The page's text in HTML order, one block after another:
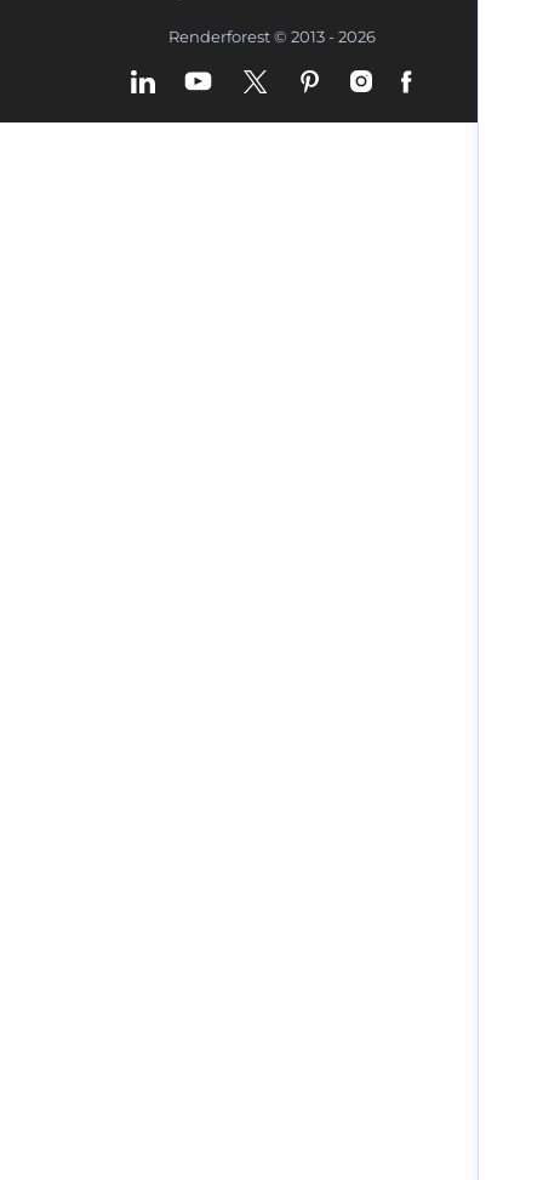
Renderforest © 2013 - 2026